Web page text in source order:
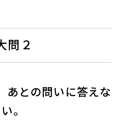
問２
あとの問いに答えな
。